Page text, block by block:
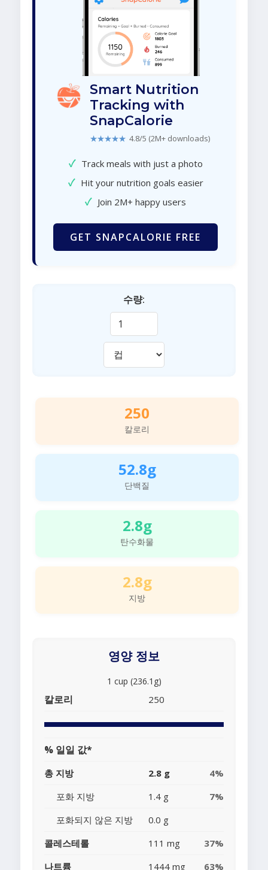
Smart Nutrition
Tracking with
SnapCalorie
★★★★★ 4.8/5 (2M+ downloads)
✓ Track meals with just a photo
✓ Hit your nutrition goals easier
✓ Join 2M+ happy users
GET SNAPCALORIE FREE
수량:
250
칼로리
52.8g
단백질
2.8g
탄수화물
2.8g
지방
영양 정보
1 cup (236.1g)
칼로리 250
% 일일 값*
총 지방 2.8 g
4%
포화 지방
1.4 g
7%
포화되지 않은 지방
0.0 g
콜레스테롤
111 mg
37%
나트륨
1444 mg 63%